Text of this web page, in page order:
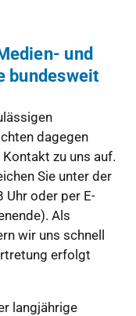
und
bundesweit
dagegen
zu uns auf.
Sie unter der
oder per E-
Als
wir uns schnell
erfolgt
langjährige